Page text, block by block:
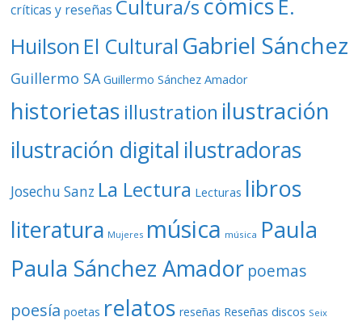
críticas y reseñas Cultura/s cómics E.
Huilson El Cultural Gabriel Sánchez
Guillermo SA Guillermo Sánchez Amador
historietas illustration ilustración
ilustración digital ilustradoras
Josechu Sanz La Lectura Lecturas libros
literatura Mujeres música música Paula
Paula Sánchez Amador poemas
poesía poetas relatos reseñas Reseñas discos Seix